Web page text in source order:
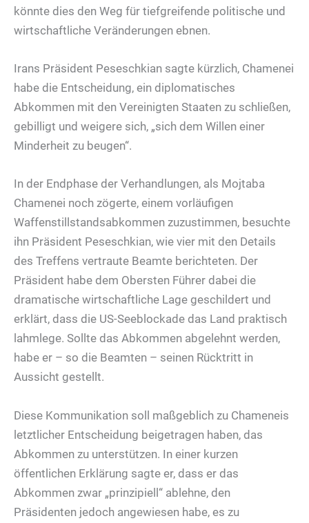
könnte dies den Weg für tiefgreifende politische und
wirtschaftliche Veränderungen ebnen.
Irans Präsident Peseschkian sagte kürzlich, Chamenei
habe die Entscheidung, ein diplomatisches
Abkommen mit den Vereinigten Staaten zu schließen,
gebilligt und weigere sich, „sich dem Willen einer
Minderheit zu beugen“.
In der Endphase der Verhandlungen, als Mojtaba
Chamenei noch zögerte, einem vorläufigen
Waffenstillstandsabkommen zuzustimmen, besuchte
ihn Präsident Peseschkian, wie vier mit den Details
des Treffens vertraute Beamte berichteten. Der
Präsident habe dem Obersten Führer dabei die
dramatische wirtschaftliche Lage geschildert und
erklärt, dass die US-Seeblockade das Land praktisch
lahmlege. Sollte das Abkommen abgelehnt werden,
habe er – so die Beamten – seinen Rücktritt in
Aussicht gestellt.
Diese Kommunikation soll maßgeblich zu Chameneis
letztlicher Entscheidung beigetragen haben, das
Abkommen zu unterstützen. In einer kurzen
öffentlichen Erklärung sagte er, dass er das
Abkommen zwar „prinzipiell“ ablehne, den
Präsidenten jedoch angewiesen habe, es zu